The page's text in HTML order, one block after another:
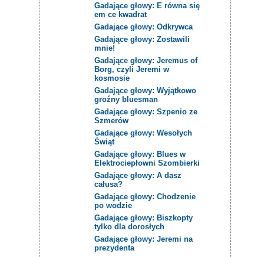
Gadające głowy: E równa się
em ce kwadrat
Gadające głowy: Odkrywca
Gadające głowy: Zostawili
mnie!
Gadające głowy: Jeremus of
Borg, czyli Jeremi w
kosmosie
Gadające głowy: Wyjątkowo
groźny bluesman
Gadające głowy: Szpenio ze
Szmerów
Gadające głowy: Wesołych
Świąt
Gadające głowy: Blues w
Elektrociepłowni Szombierki
Gadające głowy: A dasz
całusa?
Gadające głowy: Chodzenie
po wodzie
Gadające głowy: Biszkopty
tylko dla dorosłych
Gadające głowy: Jeremi na
prezydenta